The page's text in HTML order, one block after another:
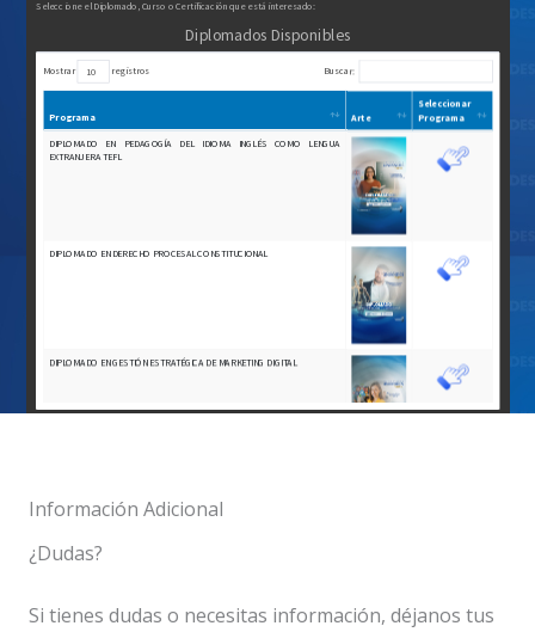
Información Adicional
¿Dudas?
Si tienes dudas o necesitas información, déjanos tus